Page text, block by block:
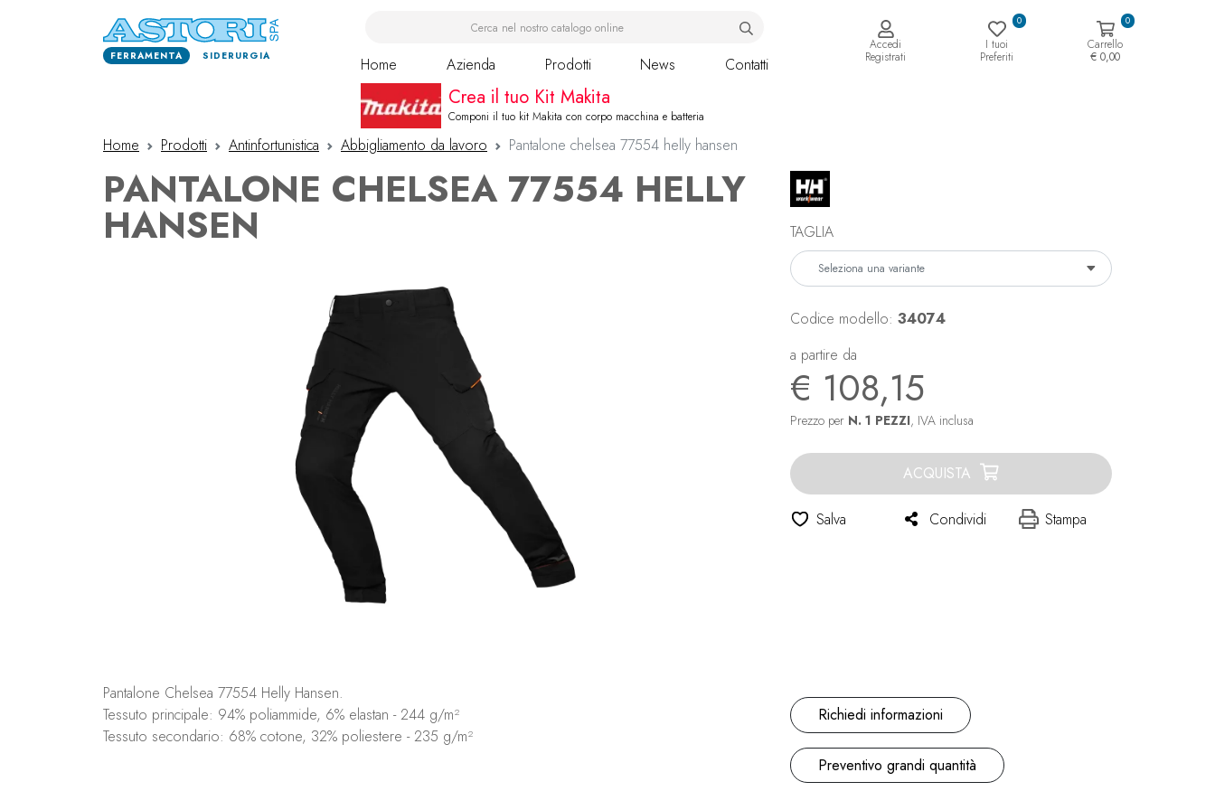
FERRAMENTA SIDERURGIA Home Azienda Prodotti News Contatti
Accedi
Registrati
0
I tuoi
Preferiti
0
Carrello
€ 0,00
Crea il tuo Kit Makita
Componi il tuo kit Makita con corpo macchina e batteria
Home Prodotti Antinfortunistica Abbigliamento da lavoro Pantalone chelsea 77554 helly hansen
PANTALONE CHELSEA 77554 HELLY
HANSEN TAGLIA
Codice modello: 34074
a partire da
€ 108,15
Prezzo per N. 1 PEZZI, IVA inclusa
ACQUISTA
Salva Condividi Stampa
Pantalone Chelsea 77554 Helly Hansen.
Tessuto principale: 94% poliammide, 6% elastan - 244 g/m²
Tessuto secondario: 68% cotone, 32% poliestere - 235 g/m²
Richiedi informazioni
Preventivo grandi quantità